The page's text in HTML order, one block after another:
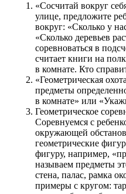
«Сосчитай вокруг
улице, предложите
вокруг: «Сколько у
«Сколько деревьев
соревноваться в
считает книги на
в комнате. Кто
«Геометрическая
предметы
в комнате» или
Геометрическое
Соревнуемся с
окружающей
геометрические
фигуру, например,
называем предметы
стена, палас, рамка
примеры с кругом: